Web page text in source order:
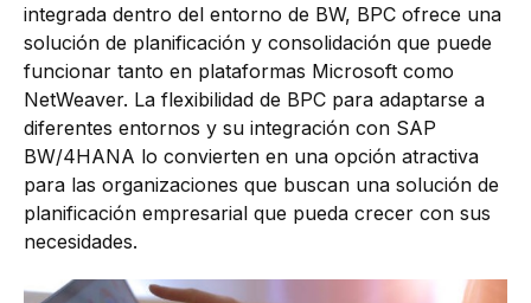
integrada dentro del entorno de BW, BPC ofrece una
solución de planificación y consolidación que puede
funcionar tanto en plataformas Microsoft como
NetWeaver. La flexibilidad de BPC para adaptarse a
diferentes entornos y su integración con SAP
BW/4HANA lo convierten en una opción atractiva
para las organizaciones que buscan una solución de
planificación empresarial que pueda crecer con sus
necesidades.